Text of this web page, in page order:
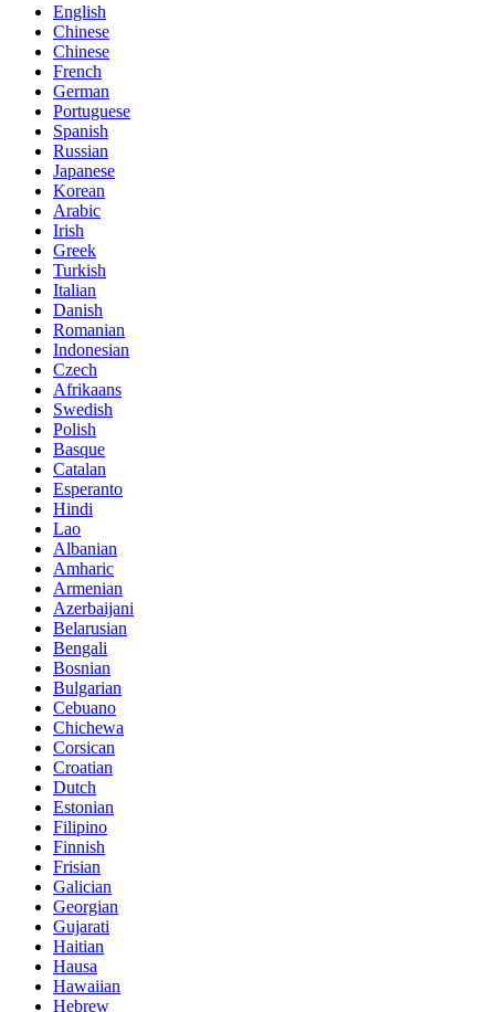
English
Chinese
Chinese
French
German
Portuguese
Spanish
Russian
Japanese
Korean
Arabic
Irish
Greek
Turkish
Italian
Danish
Romanian
Indonesian
Czech
Afrikaans
Swedish
Polish
Basque
Catalan
Esperanto
Hindi
Lao
Albanian
Amharic
Armenian
Azerbaijani
Belarusian
Bengali
Bosnian
Bulgarian
Cebuano
Chichewa
Corsican
Croatian
Dutch
Estonian
Filipino
Finnish
Frisian
Galician
Georgian
Gujarati
Haitian
Hausa
Hawaiian
Hebrew